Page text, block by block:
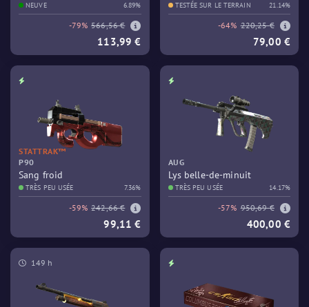
NEUVE 6.89%
-79% 566,56 €
113,99 €
TESTÉE SUR LE TERRAIN 21.14%
-64% 220,25 €
79,00 €
STATTRAK™
P90
Sang froid
TRÈS PEU USÉE 7.36%
-59% 242,66 €
99,11 €
AUG
Lys belle-de-minuit
TRÈS PEU USÉE 14.17%
-57% 950,69 €
400,00 €
149 h